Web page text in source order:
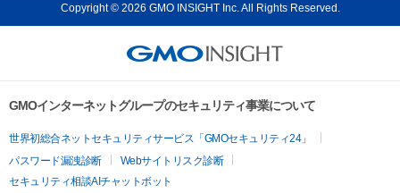
Copyright © 2026 GMO INSIGHT Inc. All Rights Reserved.
GMOインターネットグループのセキュリティ事業について
世界初総合ネットセキュリティサービス「GMOセキュリティ24」
パスワード漏洩診断
Webサイトリスク診断
セキュリティ相談AIチャットボット